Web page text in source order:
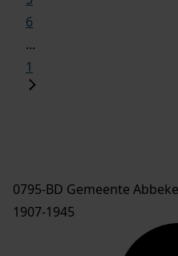
6
...
1
0795-BD Gemeente
1907-1945